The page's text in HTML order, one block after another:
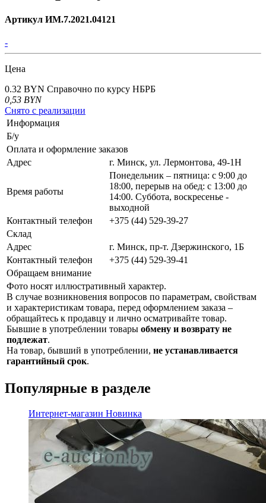
Артикул ИМ.7.2021.04121
-
Цена
0.32 BYN Справочно по курсу НБРБ
0,53 BYN
Снято с реализации
Информация
Б/у
Оплата и оформление заказов
Адрес
г. Минск, ул. Лермонтова, 49-1Н
Время работы
Понедельник – пятница: с 9:00 до
18:00, перерыв на обед: с 13:00 до
14:00. Суббота, воскресенье -
выходной
Контактный телефон
+375 (44) 529-39-27
Склад
Адрес
г. Минск, пр-т. Дзержинского, 1Б
Контактный телефон
+375 (44) 529-39-41
Обращаем внимание
Фото носят иллюстративный характер.
В случае возникновения вопросов по параметрам, свойствам
и характеристикам товара, перед оформлением заказа –
обращайтесь к продавцу и лично осматривайте товар.
Бывшие в употреблении товары обмену и возврату не
подлежат.
На товар, бывший в употреблении, не устанавливается
гарантийный срок.
Популярные в разделе
Интернет-магазин Новинка